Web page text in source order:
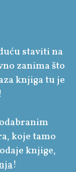
staviti na
zanima što
knjiga tu je
koje tamo
knjige,
!